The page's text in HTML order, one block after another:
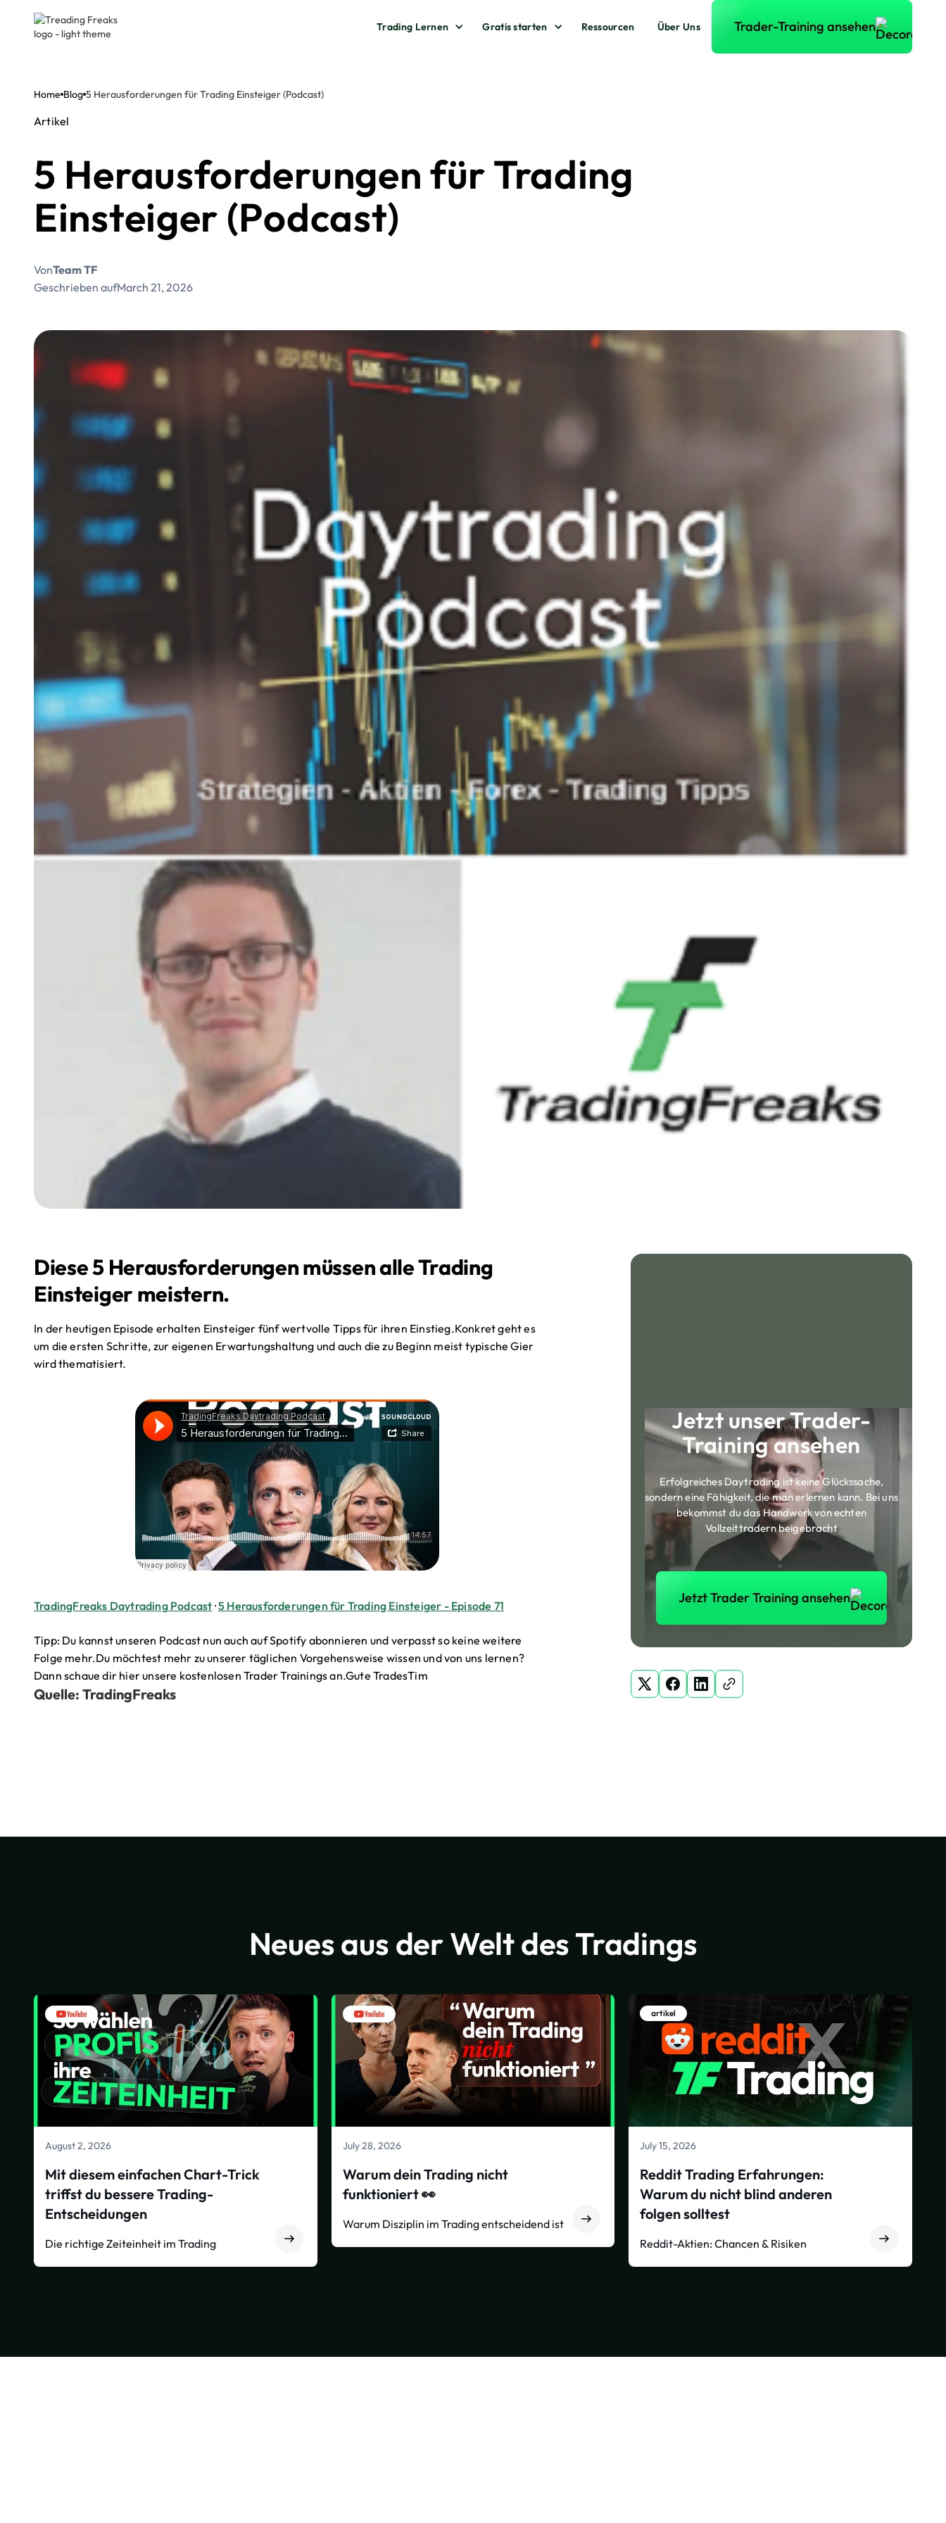
Trading Lernen Gratis starten Ressourcen Über Uns Trader-Training ansehen
Trader-Training ansehen
Home Blog 5 Herausforderungen für Trading Einsteiger (Podcast)
Artikel
5 Herausforderungen für Trading
Einsteiger (Podcast)
VonTeam TF
Geschrieben aufMarch 21, 2026
Diese 5 Herausforderungen müssen alle Trading
Einsteiger meistern.
In der heutigen Episode erhalten Einsteiger fünf wertvolle Tipps für ihren Einstieg.Konkret geht es
um die ersten Schritte, zur eigenen Erwartungshaltung und auch die zu Beginn meist typische Gier
wird thematisiert.
TradingFreaks Daytrading Podcast ·5 Herausforderungen für Trading Einsteiger - Episode 71
Tipp: Du kannst unseren Podcast nun auch auf Spotify abonnieren und verpasst so keine weitere
Folge mehr.Du möchtest mehr zu unserer täglichen Vorgehensweise wissen und von uns lernen?
Dann schaue dir hier unsere kostenlosen Trader Trainings an.Gute TradesTim
Quelle: TradingFreaks
Jetzt unser Trader-
Training ansehen
Erfolgreiches Daytrading ist keine Glückssache,
sondern eine Fähigkeit, die man erlernen kann. Bei uns
bekommst du das Handwerk von echten
Vollzeittradern beigebracht
Jetzt Trader Training ansehen
Jetzt Trader Training ansehen
Neues aus der Welt des Tradings
August 2, 2026
Mit diesem einfachen Chart-Trick
triffst du bessere Trading-
Entscheidungen
Die richtige Zeiteinheit im Trading
July 28, 2026
Warum dein Trading nicht
funktioniert 👀
Warum Disziplin im Trading entscheidend ist
artikel
July 15, 2026
Reddit Trading Erfahrungen:
Warum du nicht blind anderen
folgen solltest
Reddit-Aktien: Chancen & Risiken